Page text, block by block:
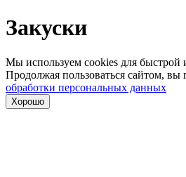
Закуски
Мы используем cookies для быстрой
Продолжая пользоваться сайтом, вы
обработки персональных данных
Хорошо